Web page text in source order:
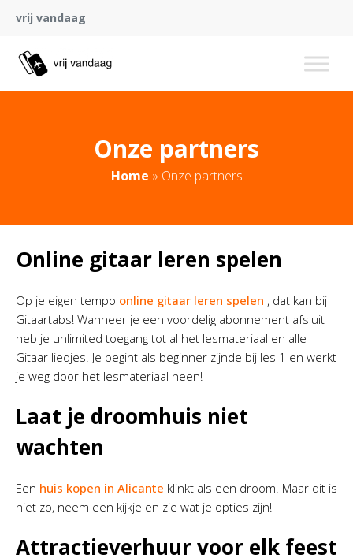
vrij vandaag
Onze partners
Home » Onze partners
Online gitaar leren spelen
Op je eigen tempo online gitaar leren spelen , dat kan bij
Gitaartabs! Wanneer je een voordelig abonnement afsluit
heb je unlimited toegang tot al het lesmateriaal en alle
Gitaar liedjes. Je begint als beginner zijnde bij les 1 en werkt
je weg door het lesmateriaal heen!
Laat je droomhuis niet
wachten
Een huis kopen in Alicante klinkt als een droom. Maar dit is
niet zo, neem een kijkje en zie wat je opties zijn!
Attractieverhuur voor elk feest